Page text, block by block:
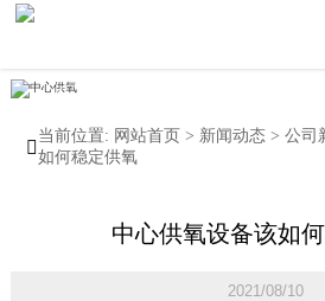

当前位置: 网站首页 > 新闻动态> 公司
如何稳定供氧
中心供氧设备该如
2021/08/10